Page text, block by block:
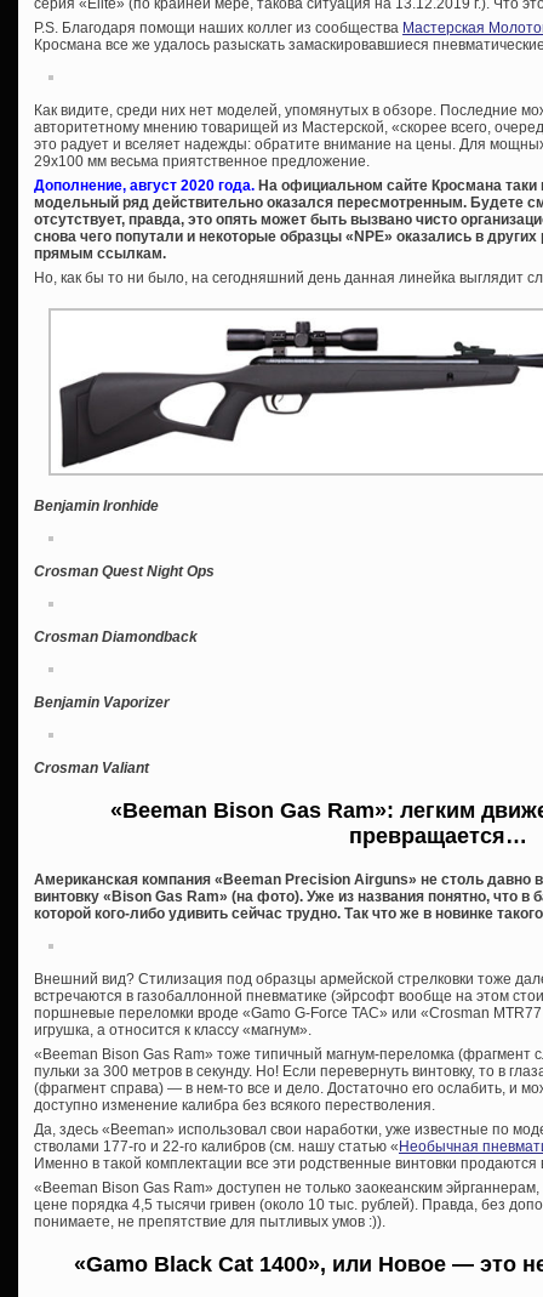
P.S. Благодаря помощи наших коллег из сообщества Мастерская
Кросмана все же удалось разыскать замаскировавшиеся
Как видите, среди них нет моделей, упомянутых в обзоре. Последние
авторитетному мнению товарищей из Мастерской, «скорее всего,
это радует и вселяет надежды: обратите внимание на цены. Для
29х100 мм весьма приятственное предложение.
Дополнение, август 2020 года. На официальном сайте Кросмана
модельный ряд действительно оказался пересмотренным. Будете
отсутствует, правда, это опять может быть вызвано чисто
снова чего попутали и некоторые образцы «NPE» оказались в
прямым ссылкам.
Но, как бы то ни было, на сегодняшний день данная линейка выглядит
Benjamin Ironhide
Crosman Quest Night Ops
Crosman Diamondback
Benjamin Vaporizer
Crosman Valiant
«Beeman Bison Gas Ram»: легким
превращается…
Американская компания «Beeman Precision Airguns» не столь
винтовку «Bison Gas Ram» (на фото). Уже из названия понятно, что в
которой кого-либо удивить сейчас трудно. Так что же в новинке
Внешний вид? Стилизация под образцы армейской стрелковки тоже
встречаются в газобаллонной пневматике (эйрсофт вообще на этом
поршневые переломки вроде «Gamo G-Force TAC» или «Crosman
игрушка, а относится к классу «магнум».
«Beeman Bison Gas Ram» тоже типичный магнум-переломка (фрагмент
пульки за 300 метров в секунду. Но! Если перевернуть винтовку, то в
(фрагмент справа) — в нем-то все и дело. Достаточно его ослабить, и
доступно изменение калибра без всякого перестволения.
Да, здесь «Beeman» использовал свои наработки, уже известные по
стволами 177-го и 22-го калибров (см. нашу статью «Необычная
Именно в такой комплектации все эти родственные винтовки
«Beeman Bison Gas Ram» доступен не только заокеанским
цене порядка 4,5 тысячи гривен (около 10 тыс. рублей). Правда, без
понимаете, не препятствие для пытливых умов :)).
«Gamo Black Cat 1400», или Новое — это